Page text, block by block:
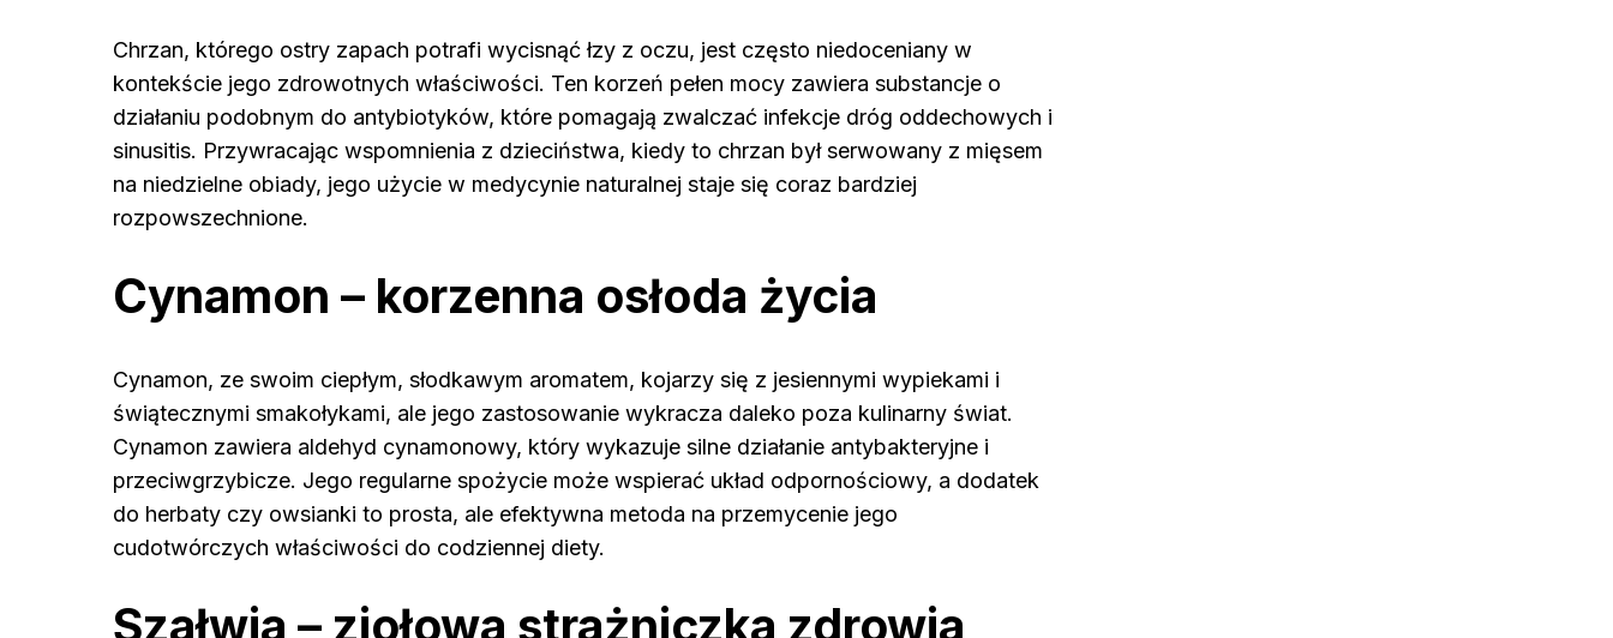
Chrzan, którego ostry zapach potrafi wycisnąć łzy z oczu, jest często niedoceniany w
kontekście jego zdrowotnych właściwości. Ten korzeń pełen mocy zawiera substancje o
działaniu podobnym do antybiotyków, które pomagają zwalczać infekcje dróg oddechowych i
sinusitis. Przywracając wspomnienia z dzieciństwa, kiedy to chrzan był serwowany z mięsem
na niedzielne obiady, jego użycie w medycynie naturalnej staje się coraz bardziej
rozpowszechnione.
Cynamon – korzenna osłoda życia
Cynamon, ze swoim ciepłym, słodkawym aromatem, kojarzy się z jesiennymi wypiekami i
świątecznymi smakołykami, ale jego zastosowanie wykracza daleko poza kulinarny świat.
Cynamon zawiera aldehyd cynamonowy, który wykazuje silne działanie antybakteryjne i
przeciwgrzybicze. Jego regularne spożycie może wspierać układ odpornościowy, a dodatek
do herbaty czy owsianki to prosta, ale efektywna metoda na przemycenie jego
cudotwórczych właściwości do codziennej diety.
Szałwia – ziołowa strażniczka zdrowia